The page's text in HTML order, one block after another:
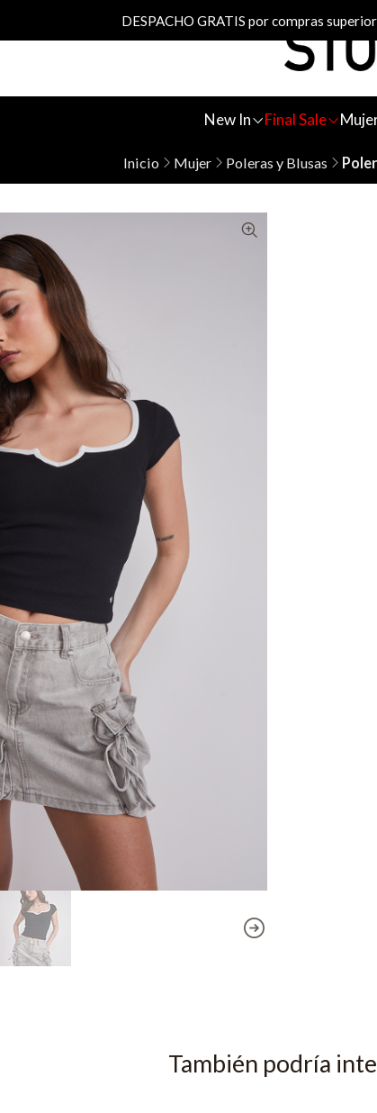
New In Final Sale
DESPACHO GRATIS por compras
Inicio Mujer Poleras y Blusas
También podría